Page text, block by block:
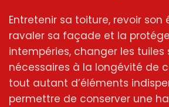
Entretenir sa toiture, revoir son
ravaler sa façade et la
intempéries, changer les
nécessaires à la longévité de
tout autant d’éléments
permettre de conserver une